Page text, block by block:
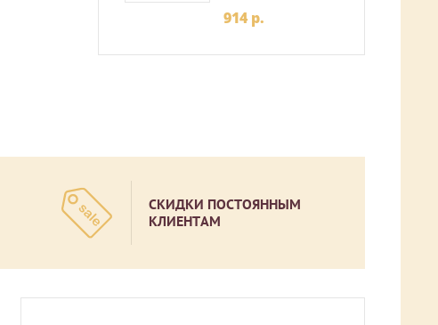
914 p.
СКИДКИ ПОСТОЯННЫМ
КЛИЕНТАМ